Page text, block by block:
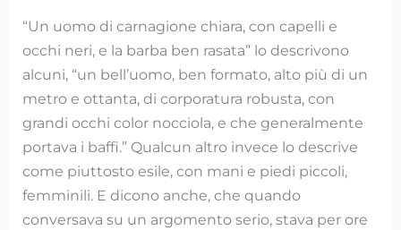
“Un uomo di carnagione chiara, con capelli e
occhi neri, e la barba ben rasata” lo descrivono
alcuni, “un bell’uomo, ben formato, alto più di un
metro e ottanta, di corporatura robusta, con
grandi occhi color nocciola, e che generalmente
portava i baffi.” Qualcun altro invece lo descrive
come piuttosto esile, con mani e piedi piccoli,
femminili. E dicono anche, che quando
conversava su un argomento serio, stava per ore